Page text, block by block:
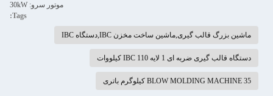
موتور سرو: 30kW
Tags:
ماشین بزرگ قالب گیری,ماشین ساخت مخزن IBC,دستگاه IBC
دستگاه قالب گیری ضربه ای 1 لایه IBC 110 کیلووات
BLOW MOLDING MACHINE 35 کیلوگرم باتری